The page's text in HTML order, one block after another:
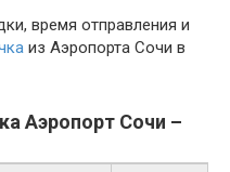
время отправления и
из Аэропорта Сочи в
Аэропорт Сочи –